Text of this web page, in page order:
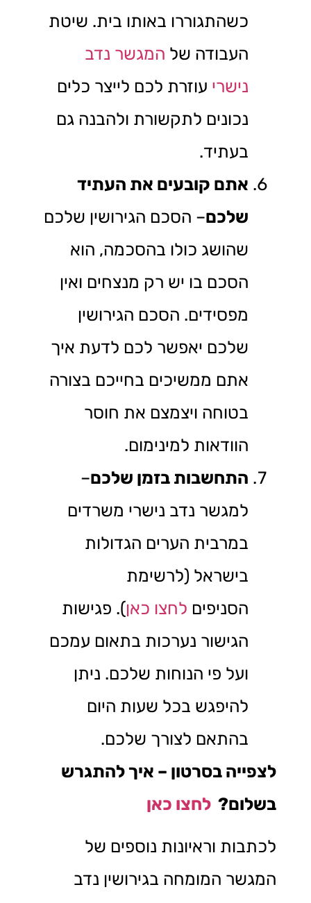
כשהתגוררו באותו בית. שיטת
העבודה של המגשר נדב
נישרי עוזרת לכם לייצר כלים
נכונים לתקשורת ולהבנה גם
בעתיד.
אתם קובעים את העתיד
שלכם– הסכם הגירושין שלכם
שהושג כולו בהסכמה, הוא
הסכם בו יש רק מנצחים ואין
מפסידים. הסכם הגירושין
שלכם יאפשר לכם לדעת איך
אתם ממשיכים בחייכם בצורה
בטוחה ויצמצם את חוסר
הוודאות למינימום.
התחשבות בזמן שלכם–
למגשר נדב נישרי משרדים
במרבית הערים הגדולות
בישראל (לרשימת
הסניפים לחצו כאן). פגישות
הגישור נערכות בתאום עמכם
ועל פי הנוחות שלכם. ניתן
להיפגש בכל שעות היום
בהתאם לצורך שלכם.
לצפייה בסרטון – איך להתגרש
בשלום? לחצו כאן
לכתבות וראיונות נוספים של
המגשר המומחה בגירושין נדב